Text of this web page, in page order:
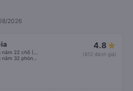
2026
4.8
(812 đánh giá)